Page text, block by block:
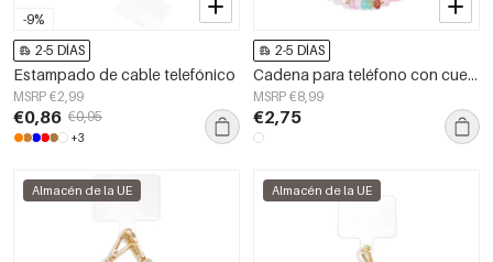
-9%
2-5 DÍAS
Estampado de cable telefónico
MSRP €2,99
€0,86 €0,95
+3
2-5 DÍAS
Cadena para teléfono con cuentas, sencilla, de acrílico, accesorio diario.
MSRP €8,99
€2,75
Almacén de la UE Almacén de la UE